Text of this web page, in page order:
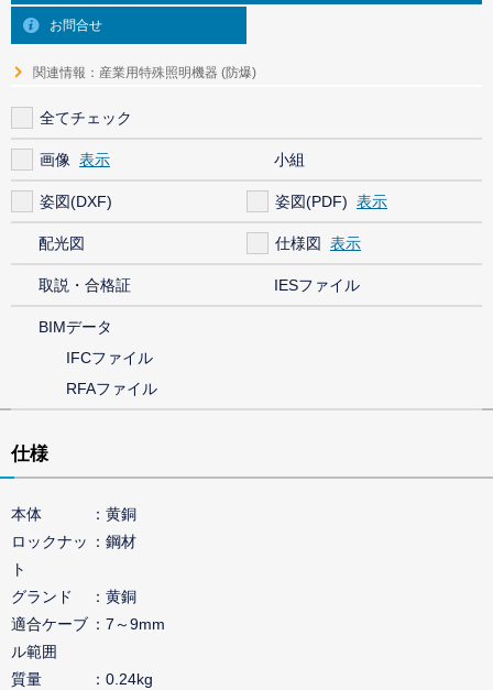
お問合せ
関連情報：産業用特殊照明機器 (防爆)
全てチェック
画像 小組
姿図(DXF) 姿図(PDF)
配光図 仕様図
取説・合格証 IESファイル
BIMデータ
IFCファイル
RFAファイル
仕様
本体
黄銅
ロックナッ
ト
鋼材
グランド
黄銅
適合ケーブ
ル範囲
7～9mm
質量
0.24kg